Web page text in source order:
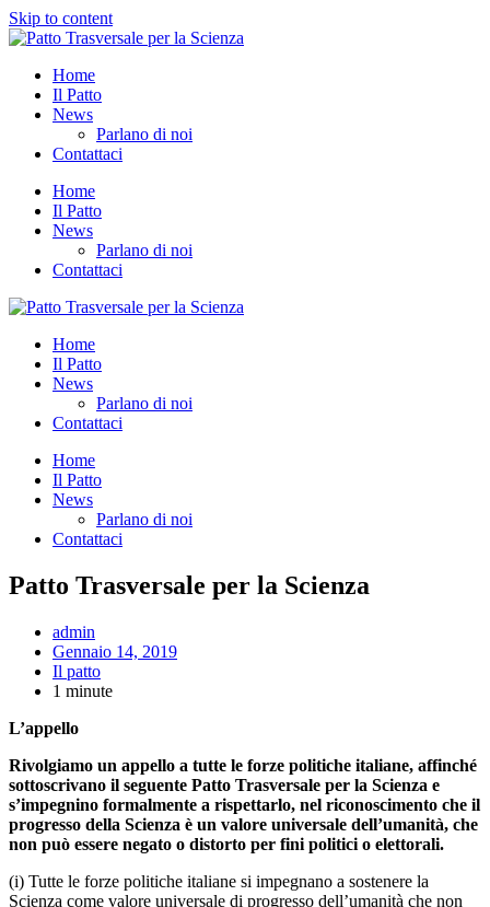
Skip to content
Home
Il Patto
News
Parlano di noi
Contattaci
Home
Il Patto
News
Parlano di noi
Contattaci
Home
Il Patto
News
Parlano di noi
Contattaci
Home
Il Patto
News
Parlano di noi
Contattaci
Patto Trasversale per la Scienza
admin
Gennaio 14, 2019
Il patto
1 minute
L’appello
Rivolgiamo un appello a tutte le forze politiche italiane, affinché
sottoscrivano il seguente Patto Trasversale per la Scienza e
s’impegnino formalmente a rispettarlo, nel riconoscimento che il
progresso della Scienza è un valore universale dell’umanità, che
non può essere negato o distorto per fini politici o elettorali.
(i) Tutte le forze politiche italiane si impegnano a sostenere la
Scienza come valore universale di progresso dell’umanità che non